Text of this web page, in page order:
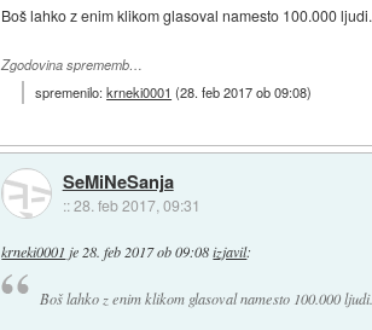
Boš lahko z enim klikom glasoval namesto 100.000 ljudi.
Zgodovina sprememb…
spremenilo:krneki0001 (28. feb 2017 ob 09:08)
SeMiNeSanja
::28. feb 2017, 09:31
krneki0001 je 28. feb 2017 ob 09:08 izjavil:
Boš lahko z enim klikom glasoval namesto 100.000 ljudi.